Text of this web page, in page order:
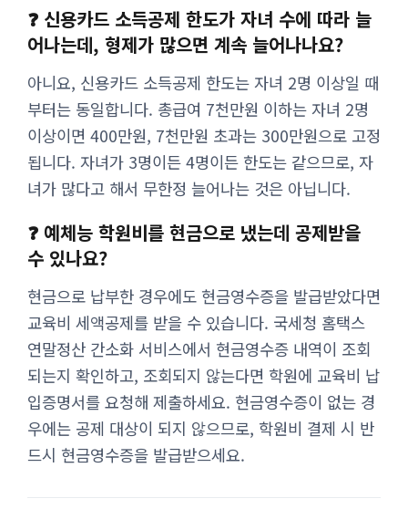
❓ 신용카드 소득공제 한도가 자녀 수에 따라 늘
어나는데, 형제가 많으면 계속 늘어나나요?
아니요, 신용카드 소득공제 한도는 자녀 2명 이상일 때
부터는 동일합니다. 총급여 7천만원 이하는 자녀 2명
이상이면 400만원, 7천만원 초과는 300만원으로 고정
됩니다. 자녀가 3명이든 4명이든 한도는 같으므로, 자
녀가 많다고 해서 무한정 늘어나는 것은 아닙니다.
❓ 예체능 학원비를 현금으로 냈는데 공제받을
수 있나요?
현금으로 납부한 경우에도 현금영수증을 발급받았다면
교육비 세액공제를 받을 수 있습니다. 국세청 홈택스
연말정산 간소화 서비스에서 현금영수증 내역이 조회
되는지 확인하고, 조회되지 않는다면 학원에 교육비 납
입증명서를 요청해 제출하세요. 현금영수증이 없는 경
우에는 공제 대상이 되지 않으므로, 학원비 결제 시 반
드시 현금영수증을 발급받으세요.